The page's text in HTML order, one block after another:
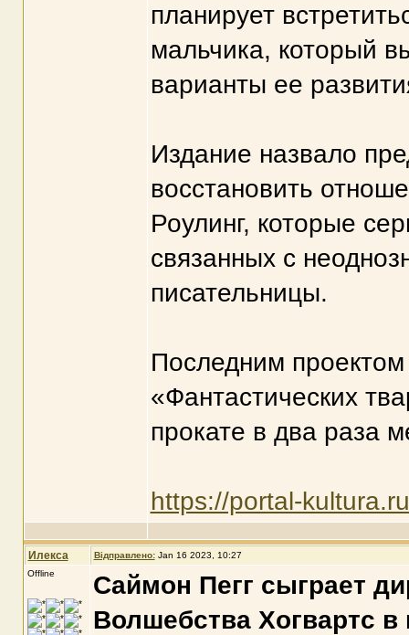
планирует
мальчика, который
варианты ее
Издание назвало
восстановить
Роулинг, которые
связанных с
писательницы.
Последним
«Фантастических
прокате в два раза
https://portal-
Илекса Відправлено: Jan 16 2023, 10:27
Offline
Саймон Пегг сыграет
Волшебства Хогвартс в